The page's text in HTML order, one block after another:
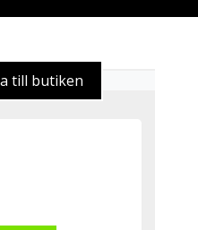
till butiken